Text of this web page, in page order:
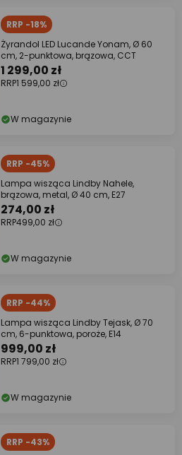
RRP -18%
Żyrandol LED Lucande Yonam, Ø 60
cm, 2-punktowa, brązowa, CCT
1 299,00 zł
RRP1 599,00 zł
W magazynie
RRP -45%
Lampa wisząca Lindby Nahele,
brązowa, metal, Ø 40 cm, E27
274,00 zł
RRP499,00 zł
W magazynie
RRP -44%
Lampa wisząca Lindby Tejask, Ø 70
cm, 6-punktowa, poroże, E14
999,00 zł
RRP1 799,00 zł
W magazynie
RRP -43%